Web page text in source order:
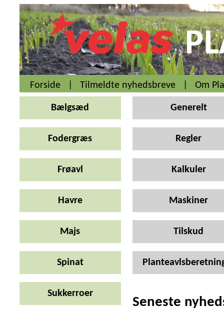
Forside Tilmeldte nyhedsbreve Om
Bælgsæd
Fodergræs
Frøavl
Havre
Majs
Spinat
Sukkerroer
Generelt
Regler
Kalkuler
Maskiner
Tilskud
Seneste